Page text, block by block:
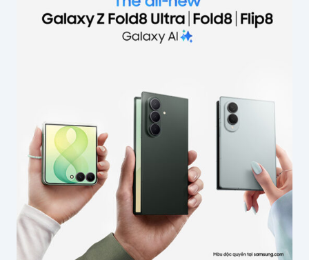
Nội dung*
Tên của bạn*
Email